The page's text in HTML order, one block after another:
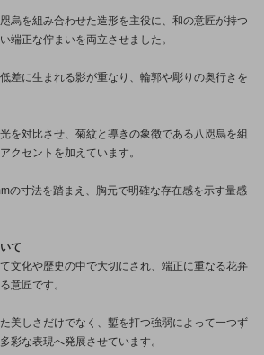
烏を組み合わせた造形を主役に、和の意匠が持つ
端正な佇まいを両立させました。
差に生まれる影が重なり、輪郭や彫りの奥行きを
を対比させ、菊紋と導きの象徴である八咫烏を組
クセントを加えています。
の寸法を踏まえ、胸元で明確な存在感を示す量感
て
文化や歴史の中で大切にされ、端正に重なる花弁
意匠です。
美しさだけでなく、鏨を打つ強弱によって一つず
彩な表現へ発展させています。